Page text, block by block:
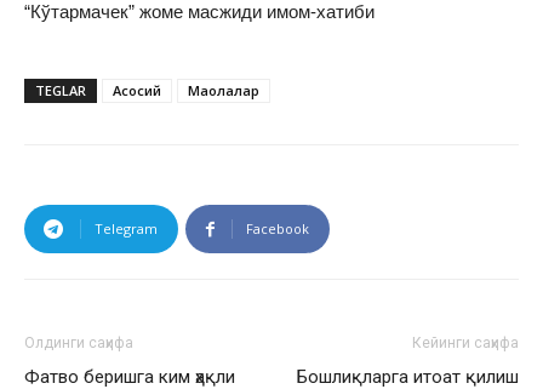
“Кўтармачек” жоме масжиди имом-хатиби
TEGLAR Асосий Мақолалар
Telegram Facebook
Олдинги саҳифа
Фатво беришга ким ҳақли
Кейинги саҳифа
Бошлиқларга итоат қилиш